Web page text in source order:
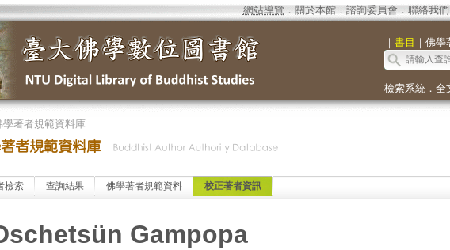
網站導覽 ． 關於本館． 諮詢委員會． 聯絡我們
｜ 書目 ｜ 佛學
檢索系統． 全
學著者規範資料庫
檢索 查詢結果 佛學著者規範資料 校正著者資訊
Gampopa